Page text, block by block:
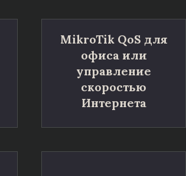
MikroTik QoS для
офиса или
управление
скоростью
Интернета